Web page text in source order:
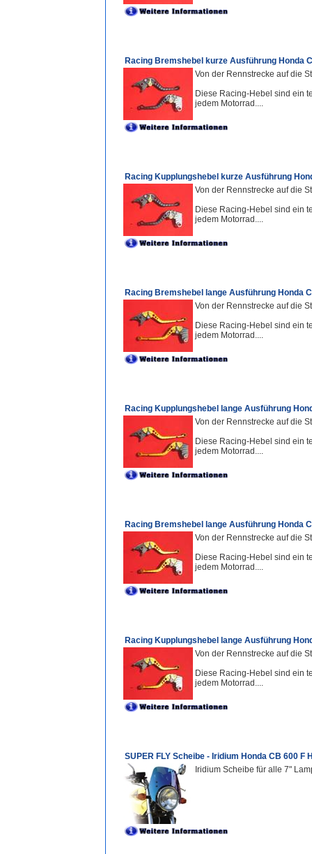
Racing Bremshebel kurze Ausführung Honda
Von der Rennstrecke auf die
Diese Racing-Hebel sind ein
jedem Motorrad....
Racing Kupplungshebel kurze Ausführung
Von der Rennstrecke auf die
Diese Racing-Hebel sind ein
jedem Motorrad....
Racing Bremshebel lange Ausführung Honda
Von der Rennstrecke auf die
Diese Racing-Hebel sind ein
jedem Motorrad....
Racing Kupplungshebel lange Ausführung
Von der Rennstrecke auf die
Diese Racing-Hebel sind ein
jedem Motorrad....
Racing Bremshebel lange Ausführung Honda
Von der Rennstrecke auf die
Diese Racing-Hebel sind ein
jedem Motorrad....
Racing Kupplungshebel lange Ausführung
Von der Rennstrecke auf die
Diese Racing-Hebel sind ein
jedem Motorrad....
SUPER FLY Scheibe - Iridium Honda CB 600 F
Iridium Scheibe für alle 7"